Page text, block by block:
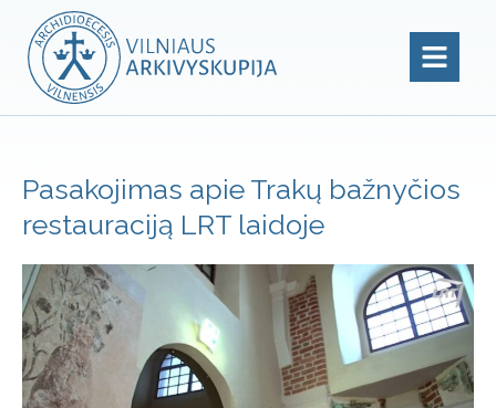
Pasakojimas apie Trakų bažnyčios
restauraciją LRT laidoje